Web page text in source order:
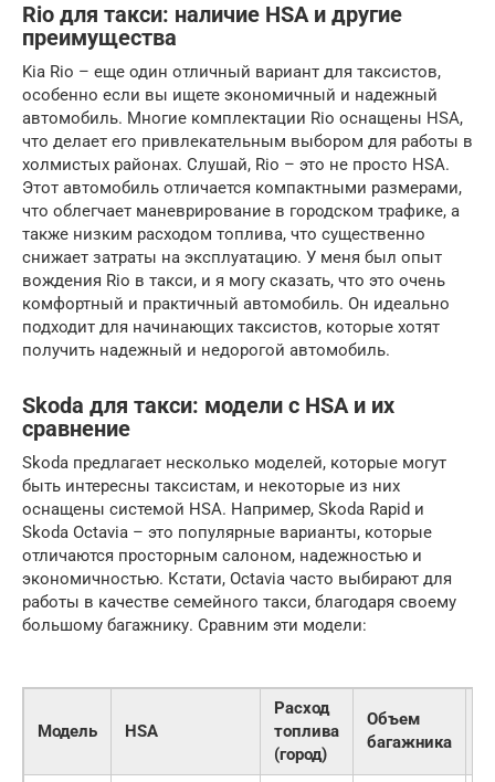
Rio для такси: наличие HSA и другие
преимущества
Kia Rio – еще один отличный вариант для таксистов,
особенно если вы ищете экономичный и надежный
автомобиль. Многие комплектации Rio оснащены HSA,
что делает его привлекательным выбором для работы в
холмистых районах. Слушай, Rio – это не просто HSA.
Этот автомобиль отличается компактными размерами,
что облегчает маневрирование в городском трафике, а
также низким расходом топлива, что существенно
снижает затраты на эксплуатацию. У меня был опыт
вождения Rio в такси, и я могу сказать, что это очень
комфортный и практичный автомобиль. Он идеально
подходит для начинающих таксистов, которые хотят
получить надежный и недорогой автомобиль.
Skoda для такси: модели с HSA и их
сравнение
Skoda предлагает несколько моделей, которые могут
быть интересны таксистам, и некоторые из них
оснащены системой HSA. Например, Skoda Rapid и
Skoda Octavia – это популярные варианты, которые
отличаются просторным салоном, надежностью и
экономичностью. Кстати, Octavia часто выбирают для
работы в качестве семейного такси, благодаря своему
большому багажнику. Сравним эти модели:
Модель HSA
Расход
топлива
(город)
Объем
багажника